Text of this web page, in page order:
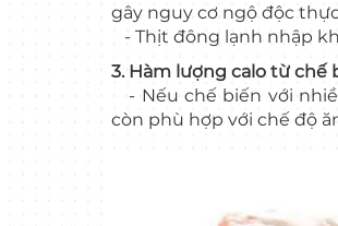
gây nguy cơ ngộ độc
- Thịt đông lạnh nhập
3. Hàm lượng calo từ chế
- Nếu chế biến với
còn phù hợp với chế độ